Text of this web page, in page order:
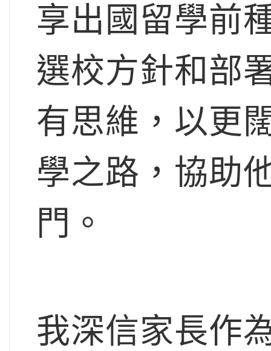
享出國留學前
選校方針和部
有思維，以更
學之路，協助
門。
我深信家長作